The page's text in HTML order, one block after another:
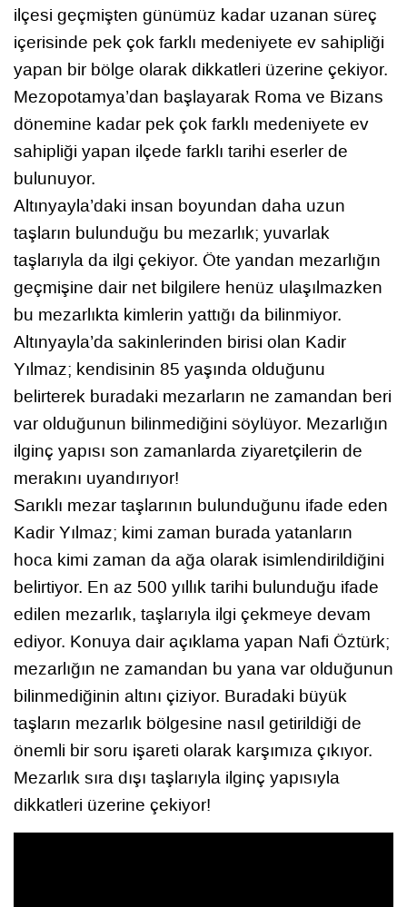
ilçesi geçmişten günümüz kadar uzanan süreç
içerisinde pek çok farklı medeniyete ev sahipliği
yapan bir bölge olarak dikkatleri üzerine çekiyor.
Mezopotamya’dan başlayarak Roma ve Bizans
dönemine kadar pek çok farklı medeniyete ev
sahipliği yapan ilçede farklı tarihi eserler de
bulunuyor.
Altınyayla’daki insan boyundan daha uzun
taşların bulunduğu bu mezarlık; yuvarlak
taşlarıyla da ilgi çekiyor. Öte yandan mezarlığın
geçmişine dair net bilgilere henüz ulaşılmazken
bu mezarlıkta kimlerin yattığı da bilinmiyor.
Altınyayla’da sakinlerinden birisi olan Kadir
Yılmaz; kendisinin 85 yaşında olduğunu
belirterek buradaki mezarların ne zamandan beri
var olduğunun bilinmediğini söylüyor. Mezarlığın
ilginç yapısı son zamanlarda ziyaretçilerin de
merakını uyandırıyor!
Sarıklı mezar taşlarının bulunduğunu ifade eden
Kadir Yılmaz; kimi zaman burada yatanların
hoca kimi zaman da ağa olarak isimlendirildiğini
belirtiyor. En az 500 yıllık tarihi bulunduğu ifade
edilen mezarlık, taşlarıyla ilgi çekmeye devam
ediyor. Konuya dair açıklama yapan Nafi Öztürk;
mezarlığın ne zamandan bu yana var olduğunun
bilinmediğinin altını çiziyor. Buradaki büyük
taşların mezarlık bölgesine nasıl getirildiği de
önemli bir soru işareti olarak karşımıza çıkıyor.
Mezarlık sıra dışı taşlarıyla ilginç yapısıyla
dikkatleri üzerine çekiyor!